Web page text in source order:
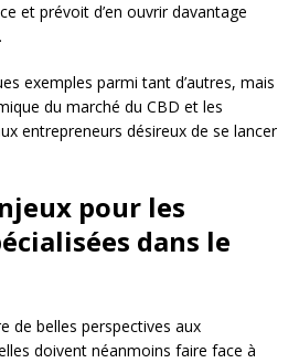
et prévoit d’en ouvrir davantage
exemples parmi tant d’autres, mais
du marché du CBD et les
entrepreneurs désireux de se lancer
pour les
dans le
de belles perspectives aux
doivent néanmoins faire face à